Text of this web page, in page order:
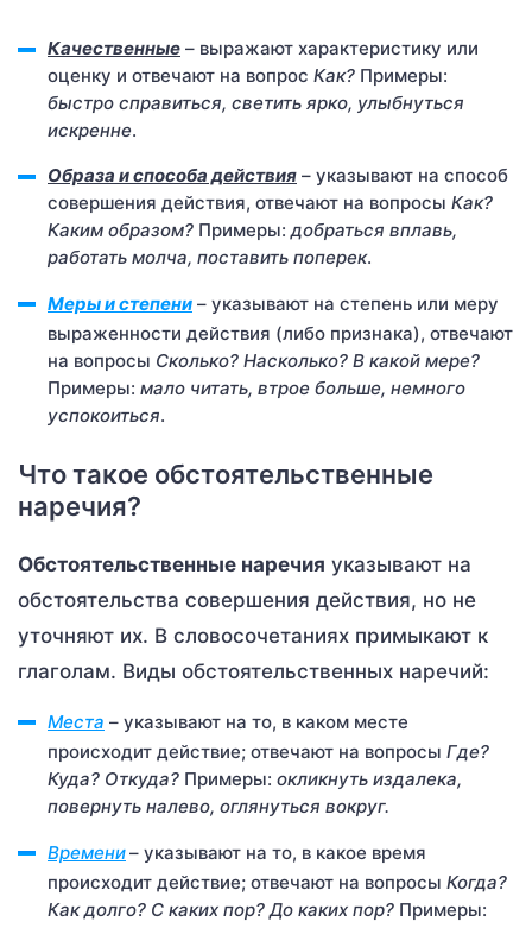
Качественные – выражают характеристику или
оценку и отвечают на вопрос Как? Примеры:
быстро справиться, светить ярко, улыбнуться
искренне.
Образа и способа действия – указывают на способ
совершения действия, отвечают на вопросы Как?
Каким образом? Примеры: добраться вплавь,
работать молча, поставить поперек.
Меры и степени – указывают на степень или меру
выраженности действия (либо признака), отвечают
на вопросы Сколько? Насколько? В какой мере?
Примеры: мало читать, втрое больше, немного
успокоиться.
Что такое обстоятельственные
наречия?
Обстоятельственные наречия указывают на
обстоятельства совершения действия, но не
уточняют их. В словосочетаниях примыкают к
глаголам. Виды обстоятельственных наречий:
Места – указывают на то, в каком месте
происходит действие; отвечают на вопросы Где?
Куда? Откуда? Примеры: окликнуть издалека,
повернуть налево, оглянуться вокруг.
Времени– указывают на то, в какое время
происходит действие; отвечают на вопросы Когда?
Как долго? С каких пор? До каких пор? Примеры: